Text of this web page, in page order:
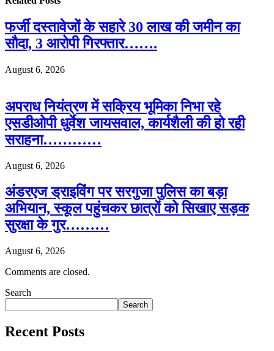
फर्जी दस्तावेजों के सहारे 30 लाख की जमीन का
सौदा, 3 आरोपी गिरफ्तार…….
August 6, 2026
अपराध नियंत्रण में सक्रिय भूमिका निभा रहे
एसडीओपी धुर्वेश जायसवाल, कार्यशैली की हो रही
सराहना…………
August 6, 2026
अंडरएज ड्राइविंग पर सरगुजा पुलिस का बड़ा
अभियान, स्कूल पहुंचकर छात्रों को सिखाए सड़क
सुरक्षा के गुर………
August 6, 2026
Comments are closed.
Search
Search
Recent Posts